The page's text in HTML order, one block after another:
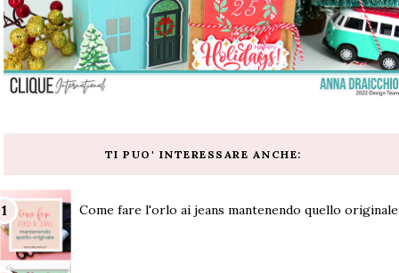
TI PUO' INTERESSARE ANCHE:
Come fare l'orlo ai jeans mantenendo quello originale